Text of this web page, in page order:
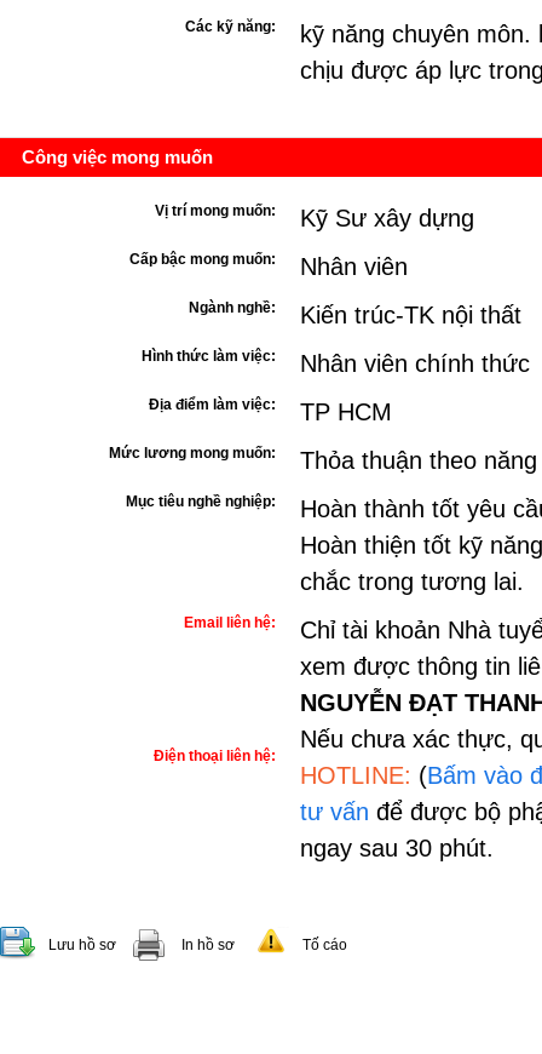
Các kỹ năng:
kỹ năng chuyên
chịu được áp lực
Công việc mong muốn
Vị trí mong muốn: Kỹ Sư xây dựng
Cấp bậc mong muốn: Nhân viên
Ngành nghề: Kiến trúc-TK nội thất
Hình thức làm việc: Nhân viên chính thức
Địa điểm làm việc: TP HCM
Mức lương mong muốn: Thỏa thuận theo
Mục tiêu nghề nghiệp:
Hoàn thành tốt yêu
Hoàn thiện tốt kỹ
chắc trong tương lai.
Email liên hệ:
Chỉ tài khoản Nhà
xem được thông tin
NGUYỄN ĐẠT
Nếu chưa xác thực,
HOTLINE: (Bấm vào
tư vấn để được bộ
ngay sau 30 phút.
Điện thoại liên hệ:
Lưu hồ sơ In hồ sơ Tố cáo